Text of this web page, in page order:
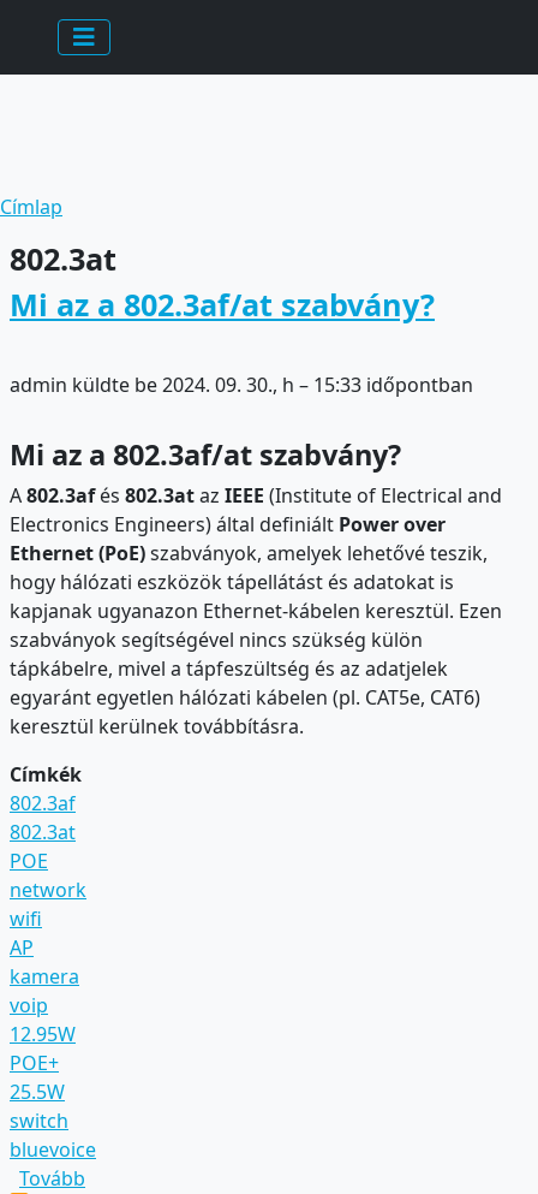
Ugrás a tartalomra
Morzsa
Címlap
802.3at
Mi az a 802.3af/at szabvány?
admin küldte be2024. 09. 30., h – 15:33 időpontban
Mi az a 802.3af/at szabvány?
A802.3afés 802.3ataz IEEE (Institute of Electrical and
Electronics Engineers) által definiált Power over
Ethernet (PoE)szabványok, amelyek lehetővé teszik,
hogy hálózati eszközök tápellátást és adatokat is
kapjanak ugyanazon Ethernet-kábelen keresztül. Ezen
szabványok segítségével nincs szükség külön
tápkábelre, mivel a tápfeszültség és az adatjelek
egyaránt egyetlen hálózati kábelen (pl. CAT5e, CAT6)
keresztül kerülnek továbbításra.
Címkék
802.3af
802.3at
POE
network
wifi
AP
kamera
voip
12.95W
POE+
25.5W
switch
bluevoice
Tovább